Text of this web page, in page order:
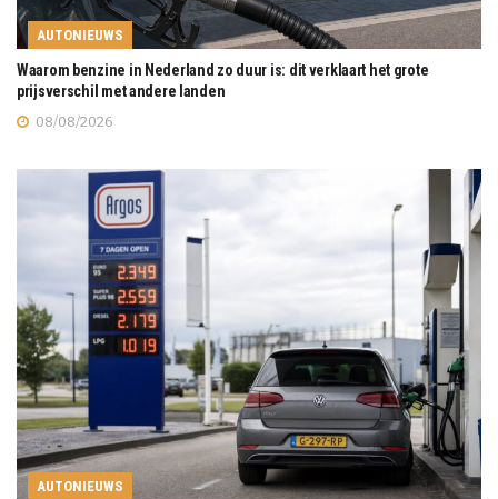
AUTONIEUWS
Waarom benzine in Nederland zo duur is: dit verklaart het grote
prijsverschil met andere landen
08/08/2026
AUTONIEUWS